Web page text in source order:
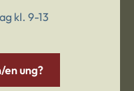
kl. 9-13
ung?